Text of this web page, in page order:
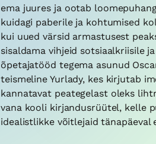
ema juures ja ootab
kuidagi paberile ja kohtumised
kui uued värsid armastusest
sisaldama vihjeid sotsiaalkriisile
õpetajatööd tegema asunud
teismeline Yurlady, kes kirjutab
kannatavat peategelast oleks
vana kooli kirjandusrüütel, kelle
idealistlikke võitlejaid tänapäeval